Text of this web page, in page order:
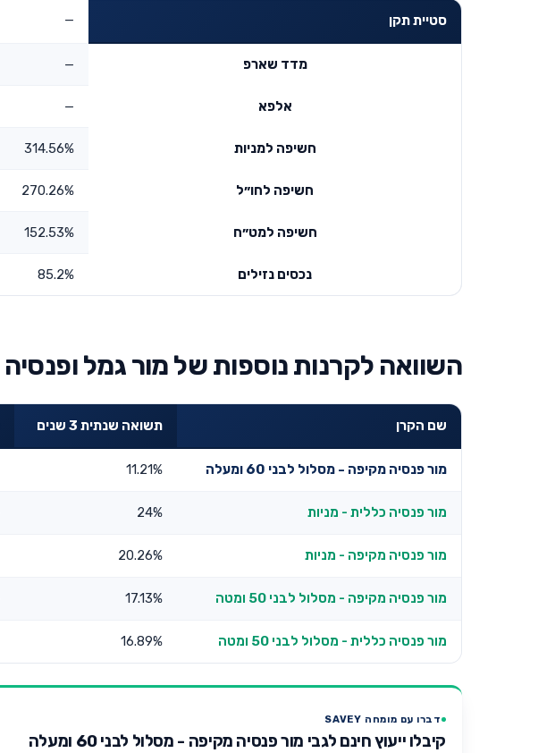
סטיית תקן —
מדד שארפ —
אלפא —
חשיפה למניות 314.56%
חשיפה לחו״ל 270.26%
חשיפה למט״ח 152.53%
נכסים נזילים 85.2%
השוואה לקרנות נוספות של מור גמל
שם הקרן תשואה שנתית 3 שנים
מור פנסיה מקיפה - מסלול לבני 60 ומעלה 11.21%
מור פנסיה כללית - מניות 24%
מור פנסיה מקיפה - מניות 20.26%
מור פנסיה מקיפה - מסלול לבני 50 ומטה 17.13%
מור פנסיה כללית - מסלול לבני 50 ומטה 16.89%
דברו עם מומחה SAVEY
קיבלו ייעוץ חינם לגבי מור פנסיה מקיפה - מסלול לבני 60 ומעלה